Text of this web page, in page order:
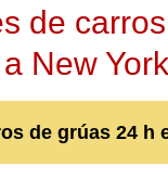
de
a New York
de grúas 24 h